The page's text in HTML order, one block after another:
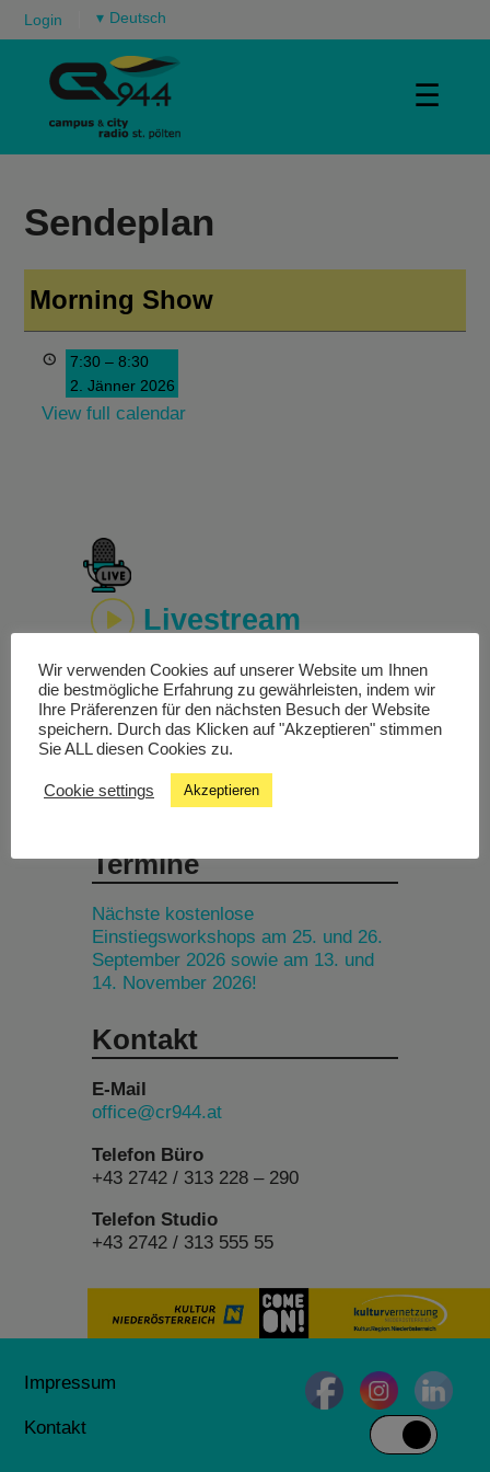
Login ▾
☰
Sendeplan
Morning Show
7:30 – 8:30
2. Jänner 2026
View full calendar
Livestream
Studiochat
Songfinder
Termine
Nächste kostenlose
Einstiegsworkshops am 25. und 26.
September 2026 sowie am 13. und
14. November 2026!
Kontakt
E-Mail
office@cr944.at
Telefon Büro
+43 2742 / 313 228 – 290
Telefon Studio
+43 2742 / 313 555 55
Impressum
Kontakt
Wir verwenden Cookies auf unserer Website um Ihnen
die bestmögliche Erfahrung zu gewährleisten, indem wir
Ihre Präferenzen für den nächsten Besuch der Website
speichern. Durch das Klicken auf "Akzeptieren" stimmen
Sie ALL diesen Cookies zu.
Cookie settings Akzeptieren